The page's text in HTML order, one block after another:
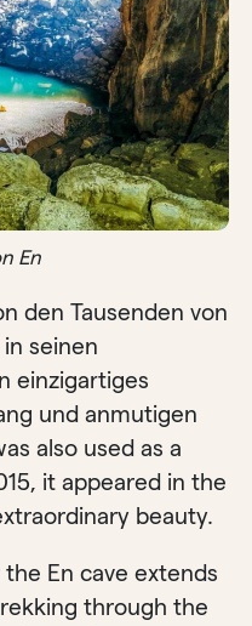
En
den Tausenden von
seinen
einzigartiges
und anmutigen
also used as a
it appeared in the
beauty.
En cave extends
through the